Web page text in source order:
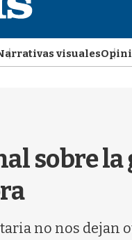
visuales
sobre la
no nos dejan